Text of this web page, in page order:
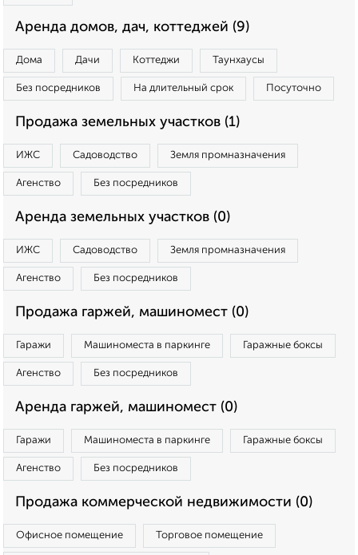
Аренда домов, дач, коттеджей (9)
Дома Дачи Коттеджи Таунхаусы
Без посредников На длительный срок Посуточно
Продажа земельных участков (1)
ИЖС Садоводство Земля промназначения
Агенство Без посредников
Аренда земельных участков (0)
ИЖС Садоводство Земля промназначения
Агенство Без посредников
Продажа гаржей, машиномест (0)
Гаражи Машиноместа в паркинге Гаражные боксы
Агенство Без посредников
Аренда гаржей, машиномест (0)
Гаражи Машиноместа в паркинге Гаражные боксы
Агенство Без посредников
Продажа коммерческой недвижимости (0)
Офисное помещение Торговое помещение